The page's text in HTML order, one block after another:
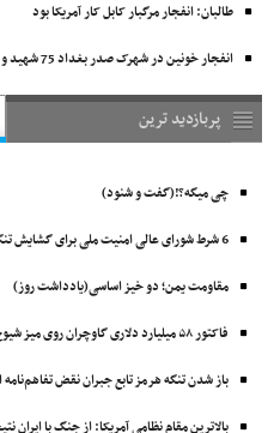
طالبان: انفجار مرگبار کابل کار آمریکا بود
انفجار خونین در شهرک صدر بغداد 75 شهید و 200 مجروح برجای گذاشت
پربازدید ترین
چی میگه؟!(گفت و شنود)
6 شرط شورای عالی امنیت ملی برای گشایش تنگه هرمز شورا کوتاه نمی‌آید
مقاومت یمن؛ دو خیز اساسی(یادداشت روز)
فاکتور ۵۸ میلیارد دلاری گاوچران روی میز شیوخ!
باز شدن تنگه هرمز تابع جبران نقض
بالاترین مقام نظامی آمریکا: از جنگ با